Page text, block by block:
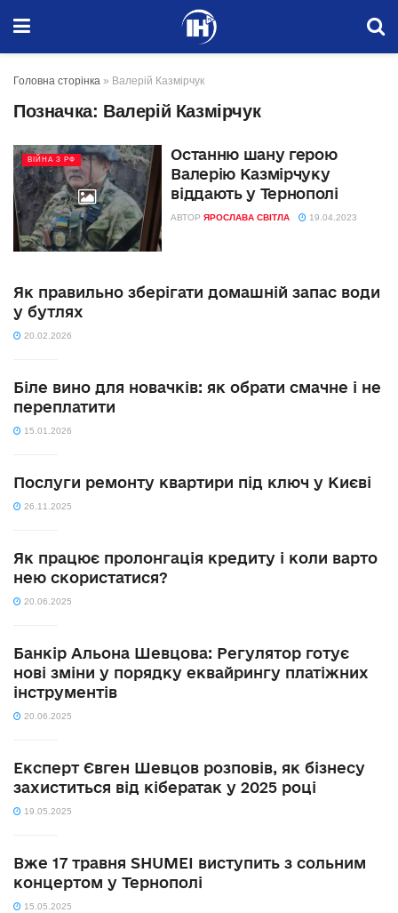
Головна сторінка » Валерій Казмірчук
Позначка: Валерій Казмірчук
ВІЙНА З РФ
Останню шану герою
Валерію Казмірчуку
віддають у Тернополі
АВТОР ЯРОСЛАВА СВІТЛА 19.04.2023
Як правильно зберігати домашній запас води
у бутлях
20.02.2026
Біле вино для новачків: як обрати смачне і не
переплатити
15.01.2026
Послуги ремонту квартири під ключ у Києві
26.11.2025
Як працює пролонгація кредиту і коли варто
нею скористатися?
20.06.2025
Банкір Альона Шевцова: Регулятор готує
нові зміни у порядку еквайрингу платіжних
інструментів
20.06.2025
Експерт Євген Шевцов розповів, як бізнесу
захиститься від кібератак у 2025 році
19.05.2025
Вже 17 травня SHUMEI виступить з сольним
концертом у Тернополі
15.05.2025